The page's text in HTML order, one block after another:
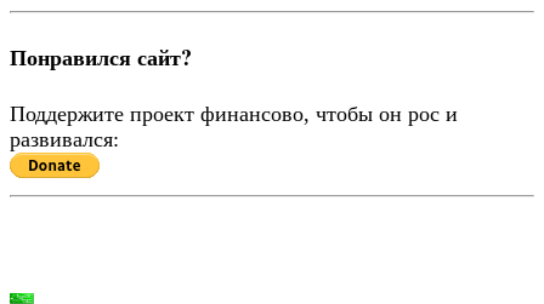
Понравился сайт?
Поддержите проект финансово, чтобы он рос и
развивался: